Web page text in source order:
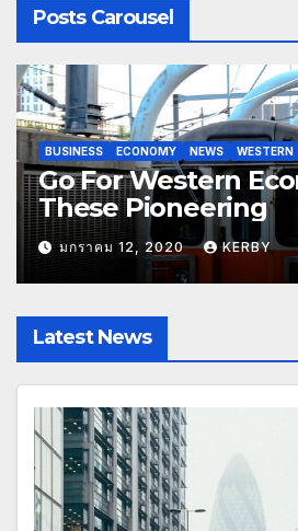
Posts Carousel
ECONOMY WESTERN WORLD
Working Together
Investments
มกราคม 12, 2020 KERBY
Latest News